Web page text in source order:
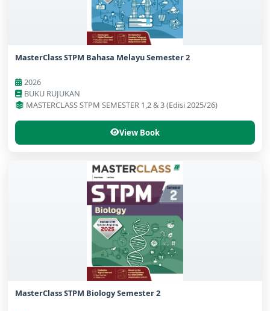
MasterClass STPM Bahasa Melayu Semester 2
2026
BUKU RUJUKAN
MASTERCLASS STPM SEMESTER 1,2 & 3 (Edisi 2025/26)
View Book
MasterClass STPM Biology Semester 2